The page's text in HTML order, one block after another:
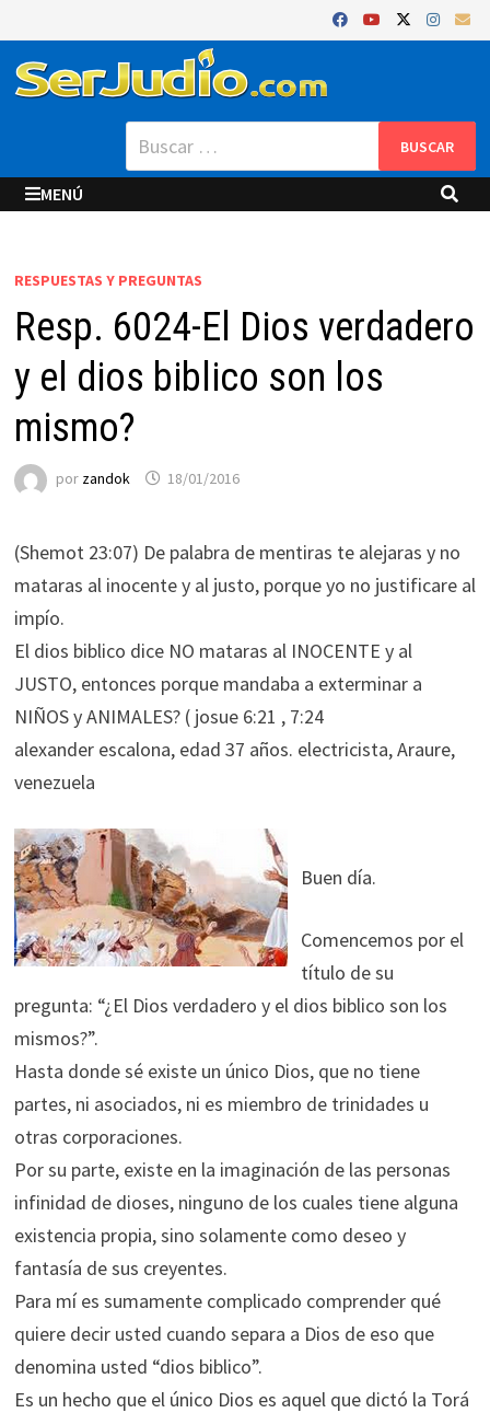
al
contenido
Buscar:
MENÚ
RESPUESTAS Y PREGUNTAS
Resp. 6024-El Dios verdadero
y el dios biblico son los
mismo?
por zandok 18/01/2016
(Shemot 23:07) De palabra de mentiras te alejaras y no
mataras al inocente y al justo, porque yo no justificare al
impío.
El dios biblico dice NO mataras al INOCENTE y al
JUSTO, entonces porque mandaba a exterminar a
NIÑOS y ANIMALES? ( josue 6:21 , 7:24
alexander escalona, edad 37 años. electricista, Araure,
venezuela
Buen día.
Comencemos por el
título de su
pregunta: “¿El Dios verdadero y el dios biblico son los
mismos?”.
Hasta donde sé existe un único Dios, que no tiene
partes, ni asociados, ni es miembro de trinidades u
otras corporaciones.
Por su parte, existe en la imaginación de las personas
infinidad de dioses, ninguno de los cuales tiene alguna
existencia propia, sino solamente como deseo y
fantasía de sus creyentes.
Para mí es sumamente complicado comprender qué
quiere decir usted cuando separa a Dios de eso que
denomina usted “dios biblico”.
Es un hecho que el único Dios es aquel que dictó la Torá